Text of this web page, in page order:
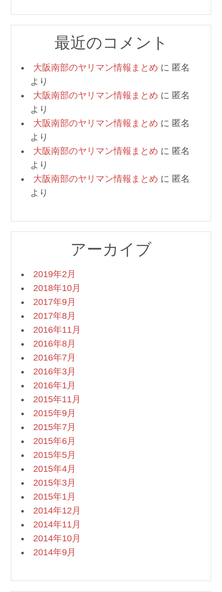
最近のコメント
大阪南部のヤリマン情報まとめ に 匿名
より
大阪南部のヤリマン情報まとめ に 匿名
より
大阪南部のヤリマン情報まとめ に 匿名
より
大阪南部のヤリマン情報まとめ に 匿名
より
大阪南部のヤリマン情報まとめ に 匿名
より
アーカイブ
2019年2月
2018年10月
2017年9月
2017年8月
2016年11月
2016年8月
2016年7月
2016年3月
2016年1月
2015年11月
2015年9月
2015年7月
2015年6月
2015年5月
2015年4月
2015年3月
2015年1月
2014年12月
2014年11月
2014年10月
2014年9月